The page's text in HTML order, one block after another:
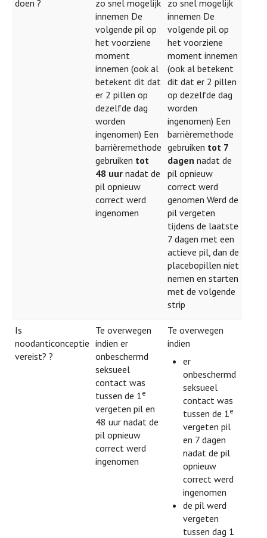
doen ?
zo snel mogelijk
innemen De
volgende pil op
het voorziene
moment
innemen (ook al
betekent dit dat
er 2 pillen op
dezelfde dag
worden
ingenomen) Een
barrièremethode
gebruiken tot
48 uur nadat de
pil opnieuw
correct werd
ingenomen
zo snel mogelijk
innemen De
volgende pil op
het voorziene
moment innemen
(ook al betekent
dit dat er 2 pillen
op dezelfde dag
worden
ingenomen) Een
barrièremethode
gebruiken tot 7
dagen nadat de
pil opnieuw
correct werd
genomen Werd de
pil vergeten
tijdens de laatste
7 dagen met een
actieve pil, dan de
placebopillen niet
nemen en starten
met de volgende
strip
Is
noodanticonceptie
vereist? ?
Te overwegen
indien er
onbeschermd
seksueel
contact was
tussen de 1e
vergeten pil en
48 uur nadat de
pil opnieuw
correct werd
ingenomen
Te overwegen
indien
er
onbeschermd
seksueel
contact was
tussen de 1e
vergeten pil
en 7 dagen
nadat de pil
opnieuw
correct werd
ingenomen
de pil werd
vergeten
tussen dag 1